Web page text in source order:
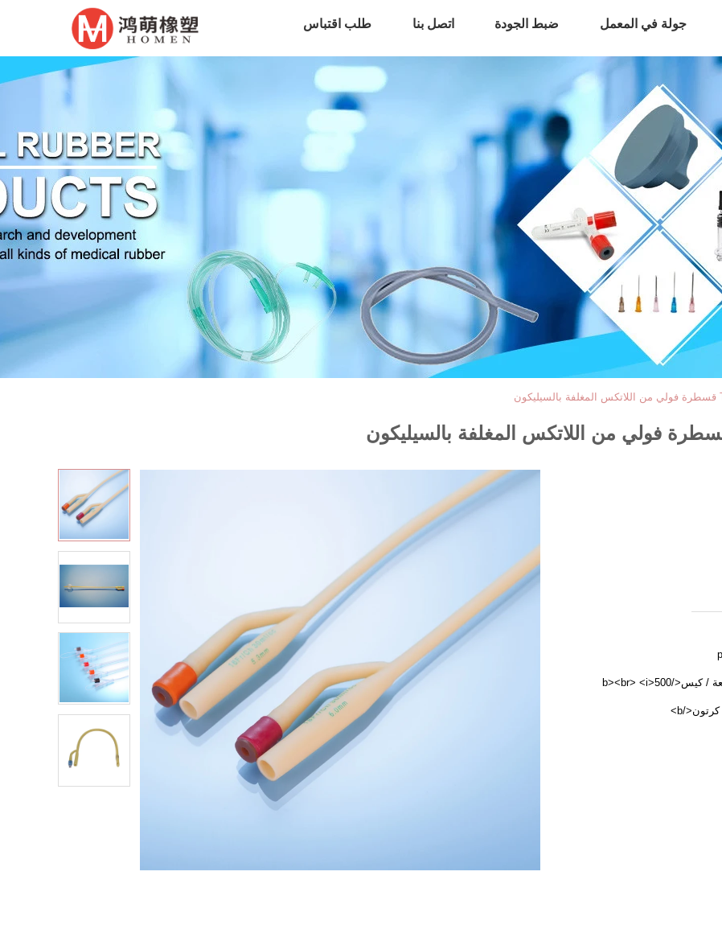
جولة في المعمل ضبط الجودة اتصل بنا طلب اقتباس
<i>1 pieces/Pouch</i> <b>1 قطعة / كيس</b><br> <i>500